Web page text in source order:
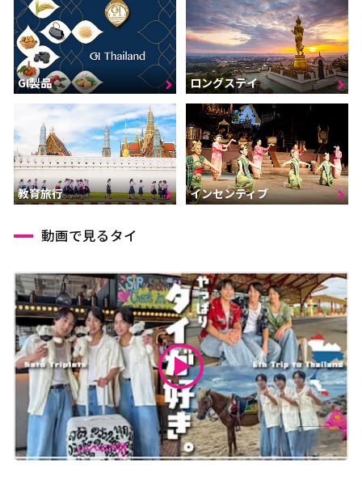
GI製品 ロングステイ
教育旅行 インセンティブ
動画で見るタイ